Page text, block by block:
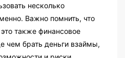
несколько
Важно помнить, что
также финансовое
чем брать деньги взаймы,